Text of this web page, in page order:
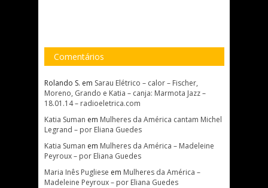
Comentários
Rolando S. em Sarau Elétrico – calor – Fischer,
Moreno, Grando e Katia – canja: Marmota Jazz –
18.01.14 – radioeletrica.com
Katia Suman em Mulheres da América cantam Michel
Legrand – por Eliana Guedes
Katia Suman em Mulheres da América – Madeleine
Peyroux – por Eliana Guedes
Maria Inês Pugliese em Mulheres da América –
Madeleine Peyroux – por Eliana Guedes